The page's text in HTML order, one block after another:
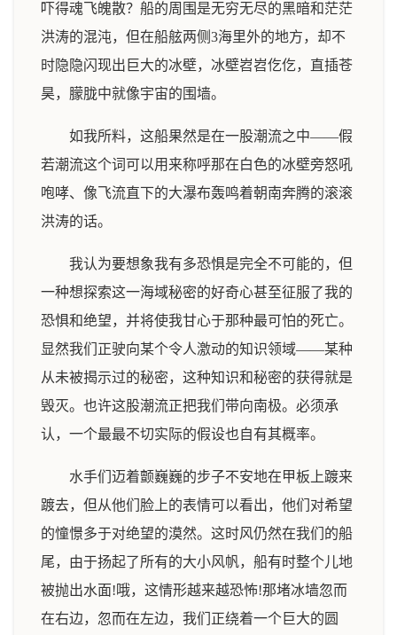
吓得魂飞魄散？船的周围是无穷无尽的黑暗和茫茫
洪涛的混沌，但在船舷两侧3海里外的地方，却不
时隐隐闪现出巨大的冰壁，冰壁岧岧仡仡，直插苍
昊，朦胧中就像宇宙的围墙。
如我所料，这船果然是在一股潮流之中——假
若潮流这个词可以用来称呼那在白色的冰壁旁怒吼
咆哮、像飞流直下的大瀑布轰鸣着朝南奔腾的滚滚
洪涛的话。
我认为要想象我有多恐惧是完全不可能的，但
一种想探索这一海域秘密的好奇心甚至征服了我的
恐惧和绝望，并将使我甘心于那种最可怕的死亡。
显然我们正驶向某个令人激动的知识领域——某种
从未被揭示过的秘密，这种知识和秘密的获得就是
毁灭。也许这股潮流正把我们带向南极。必须承
认，一个最最不切实际的假设也自有其概率。
水手们迈着颤巍巍的步子不安地在甲板上踱来
踱去，但从他们脸上的表情可以看出，他们对希望
的憧憬多于对绝望的漠然。这时风仍然在我们的船
尾，由于扬起了所有的大小风帆，船有时整个儿地
被抛出水面!哦，这情形越来越恐怖!那堵冰墙忽而
在右边，忽而在左边，我们正绕着一个巨大的圆